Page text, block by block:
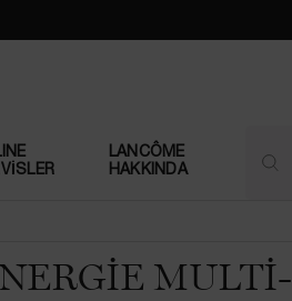
LANCÔME
HAKKINDA
MULTI-